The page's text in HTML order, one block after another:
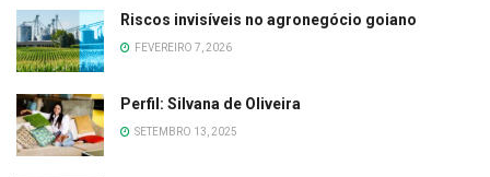
Riscos invisíveis no agronegócio goiano
FEVEREIRO 7, 2026
Perfil: Silvana de Oliveira
SETEMBRO 13, 2025